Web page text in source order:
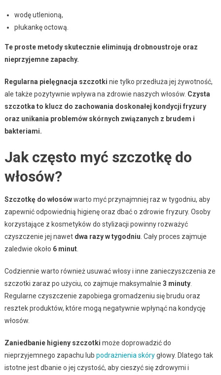
wodę utlenioną,
płukankę octową.
Te proste metody skutecznie eliminują drobnoustroje oraz
nieprzyjemne zapachy.
Regularna pielęgnacja szczotki nie tylko przedłuża jej żywotność,
ale także pozytywnie wpływa na zdrowie naszych włosów. Czysta
szczotka to klucz do zachowania doskonałej kondycji fryzury
oraz unikania problemów skórnych związanych z brudem i
bakteriami.
Jak często myć szczotkę do
włosów?
Szczotkę do włosówwarto myć przynajmniej raz w tygodniu, aby
zapewnić odpowiednią higienę oraz dbać o zdrowie fryzury. Osoby
korzystające z kosmetyków do stylizacji powinny rozważyć
czyszczenie jej nawet dwa razy w tygodniu . Cały proces zajmuje
zaledwie około 6 minut.
Codziennie warto również usuwać włosy i inne zanieczyszczenia ze
szczotki zaraz po użyciu, co zajmuje maksymalnie 3 minuty.
Regularne czyszczenie zapobiega gromadzeniu się brudu oraz
resztek produktów, które mogą negatywnie wpłynąć na kondycję
włosów.
Zaniedbanie higieny szczotki może doprowadzić do
nieprzyjemnego zapachu lub podrażnienia skórygłowy. Dlatego tak
istotne jest dbanie o jej czystość, aby cieszyć się zdrowymi i